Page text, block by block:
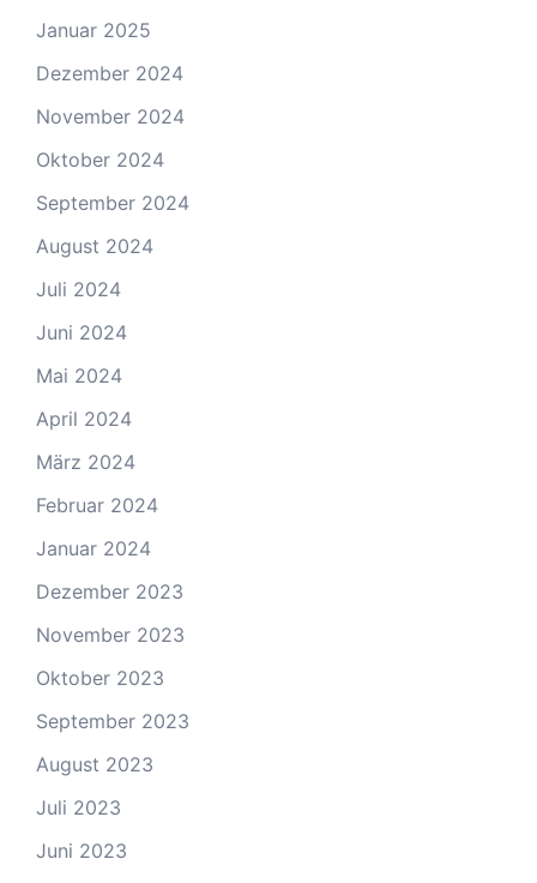
Januar 2025
Dezember 2024
November 2024
Oktober 2024
September 2024
August 2024
Juli 2024
Juni 2024
Mai 2024
April 2024
März 2024
Februar 2024
Januar 2024
Dezember 2023
November 2023
Oktober 2023
September 2023
August 2023
Juli 2023
Juni 2023